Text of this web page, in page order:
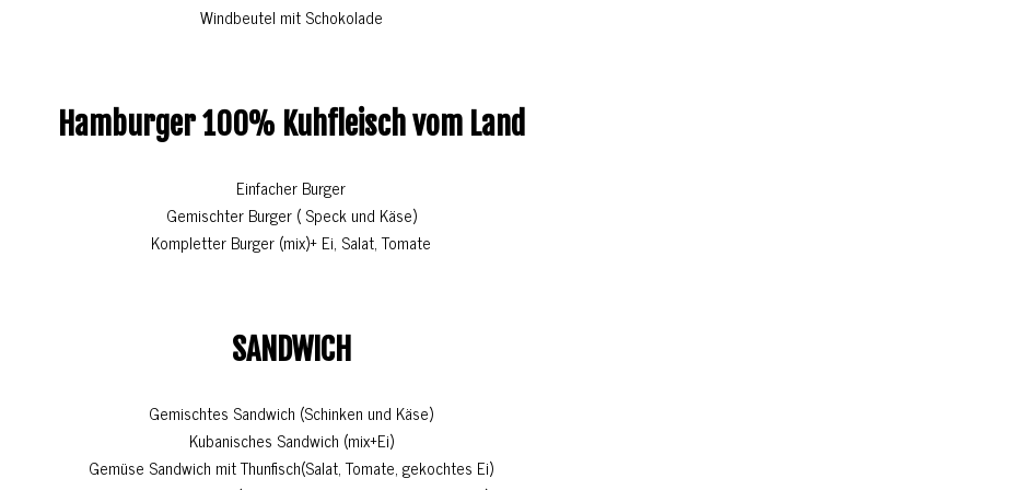
Windbeutel mit Schokolade
Hamburger 100% Kuhfleisch vom Land
Einfacher Burger
Gemischter Burger ( Speck und Käse)
Kompletter Burger (mix)+ Ei, Salat, Tomate
SANDWICH
Gemischtes Sandwich (Schinken und Käse)
Kubanisches Sandwich (mix+Ei)
Gemüse Sandwich mit Thunfisch(Salat, Tomate, gekochtes Ei)